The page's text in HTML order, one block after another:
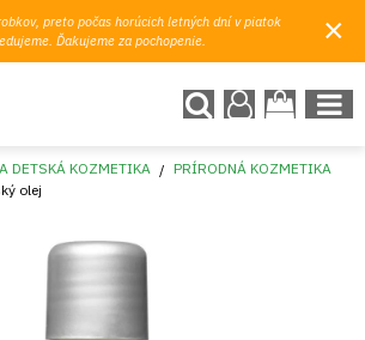
preto počas horúcich letných dní v piatok
Ďakujeme za pochopenie.
×
DETSKÁ KOZMETIKA
PRÍRODNÁ KOZMETIKA
olej